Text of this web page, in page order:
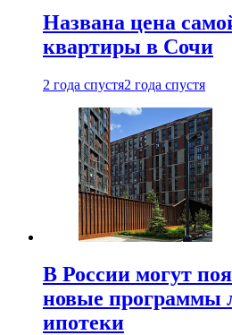
Названа цена
квартиры в Сочи
2 года спустя2 года спустя
В России могут
новые программы
ипотеки